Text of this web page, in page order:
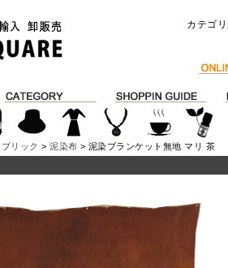
カテゴ
リック >泥染布 > 泥染ブランケット無地 マリ 茶